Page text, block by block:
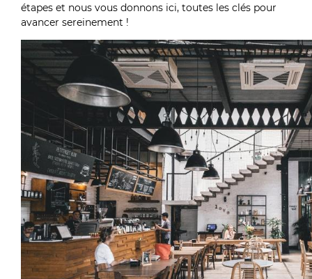
étapes et nous vous donnons ici, toutes les clés pour
avancer sereinement !